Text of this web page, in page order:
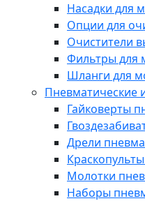
Насадки для
Опции для
Очистители
Фильтры для
Шланги для
Пневматические
Гайковерты
Дрели
Молотки
Наборы